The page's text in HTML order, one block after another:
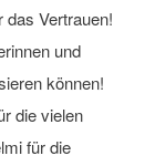
Vertrauen!
und
können!
die vielen
für die